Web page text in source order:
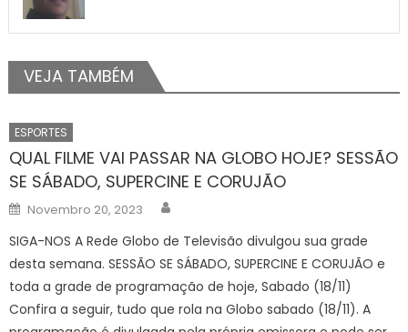
VEJA TAMBÉM
ESPORTES
QUAL FILME VAI PASSAR NA GLOBO HOJE? SESSÃO
SE SÁBADO, SUPERCINE E CORUJÃO
Posted
on
Novembro 20, 2023
SIGA-NOS A Rede Globo de Televisão divulgou sua grade
desta semana. SESSÃO SE SÁBADO, SUPERCINE E CORUJÃO e
toda a grade de programação de hoje, Sabado (18/11)
Confira a seguir, tudo que rola na Globo sabado (18/11). A